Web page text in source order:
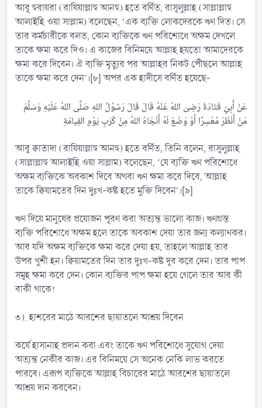
আবূ হুরায়রা (রাযিয়াল্লাহু আনহু) হতে বর্ণিত, রাসূলুল্লাহ (সাল্লাল্লাহু
আলাইহি ওয়া সাল্লাম) বলেছেন, ‘এক ব্যক্তি লোকদেরকে ঋণ দিত। সে
তার কর্মচারীকে বলত, কোন ব্যক্তিকে ঋণ পরিশোধে অক্ষম দেখলে
তাকে ক্ষমা করে দিও। এ কাজের বিনিময়ে আল্লাহ হয়তো আমাদেরকে
ক্ষমা করে দিবেন। ঐ ব্যক্তি মৃত্যুর পর আল্লাহর নিকট পৌঁছলে আল্লাহ
তাকে ক্ষমা করে দেন’।[৮] অপর এক হাদীসে বর্ণিত হয়েছে-
عَنْ أَبِيْ قَتَادَةَ رَضِىَ اللهُ عَنْهُ قَالَ قَالَ رَسُوْلُ اللهِ صَلَّى اللهُ عَلَيْهِ وَسَلَّمَ
আবূ ক্বাতাদা (রাযিয়াল্লাহু আনহু) হতে বর্ণিত, তিনি বলেন, রাসূলুল্লাহ
(সাল্লাল্লাহু আলাইহি ওয়া সাল্লাম) বলেছেন, ‘যে ব্যক্তি ঋণ পরিশোধে
অক্ষম ব্যক্তিকে অবকাশ দিবে অথবা ঋণ ক্ষমা করে দিবে, আল্লাহ
তাকে ক্বিয়ামতের দিন দুঃখ-কষ্ট হতে মুক্তি দিবেন’।[৯]
ঋণ দিয়ে মানুষের প্রয়োজন পূরণ করা অত্যন্ত ভালো কাজ। ঋণগ্রস্ত
ব্যক্তি পরিশোধে অক্ষম হলে তাকে অবকাশ দেয়া তার জন্য কল্যাণকর।
আর যদি অক্ষম ব্যক্তিকে ক্ষমা করে দেয়া হয়, তাহলে আল্লাহ তার
উপর খুশী হন। ক্বিয়ামতের দিন তার দুঃখ-কষ্ট দূর করে দেন। তার পাপ
সমূহ ক্ষমা করে দেন। কোন ব্যক্তির পাপ ক্ষমা হয়ে গেলে তার আর কী
বাকী থাকে!
৩). হাশরের মাঠে আরশের ছায়াতলে আশ্রয় দিবেন
কর্যে হাসানাহ প্রদান করা এবং তাকে ঋণ পরিশোধে সুযোগ দেয়া
অত্যন্ত নেকীর কাজ। এর বিনিময়ে সে অনেক নেকি লাভ করতে
পারবে। এরূপ ব্যক্তিকে আল্লাহ বিচারের মাঠে আরশের ছায়াতলে
আশ্রয় দান করবেন।